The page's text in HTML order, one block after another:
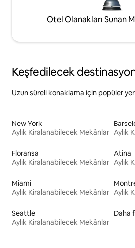
Otel Olanakları Sunan
Keşfedilecek
Uzun süreli konaklama için popüler
New York
Aylık Kiralanabilecek Mekânlar Aylık
Floransa
Aylık Kiralanabilecek Mekânlar
Atina
Aylık
Miami
Aylık Kiralanabilecek Mekânlar Aylık
Seattle
Aylık Kiralanabilecek Mekânlar
Daha